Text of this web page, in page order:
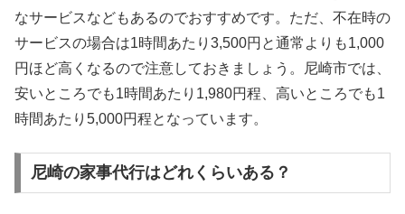
なサービスなどもあるのでおすすめです。ただ、不在時の
サービスの場合は1時間あたり3,500円と通常よりも1,000
円ほど高くなるので注意しておきましょう。尼崎市では、
安いところでも1時間あたり1,980円程、高いところでも1
時間あたり5,000円程となっています。
尼崎の家事代行はどれくらいある？